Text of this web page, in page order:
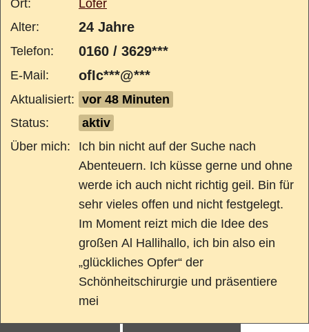
Ort:
Lofer
Alter:
24 Jahre
Telefon: 0160 / 3629***
E-Mail: ofIc***@***
Aktualisiert: vor 48 Minuten
Status:
aktiv
Über mich:
Ich bin nicht auf der Suche nach
Abenteuern. Ich küsse gerne und ohne
werde ich auch nicht richtig geil. Bin für
sehr vieles offen und nicht festgelegt.
Im Moment reizt mich die Idee des
großen Al Hallihallo, ich bin also ein
„glückliches Opfer“ der
Schönheitschirurgie und präsentiere
mei